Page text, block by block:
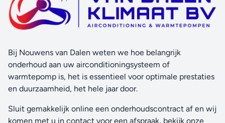
Bij Nouwens van Dalen weten we hoe belangrijk
onderhoud aan uw airconditioningsysteem of
warmtepomp is, het is essentieel voor optimale prestaties
en duurzaamheid, het hele jaar door.
Sluit gemakkelijk online een onderhoudscontract af en wij
komen met u in contact voor een afspraak, bekijk onze